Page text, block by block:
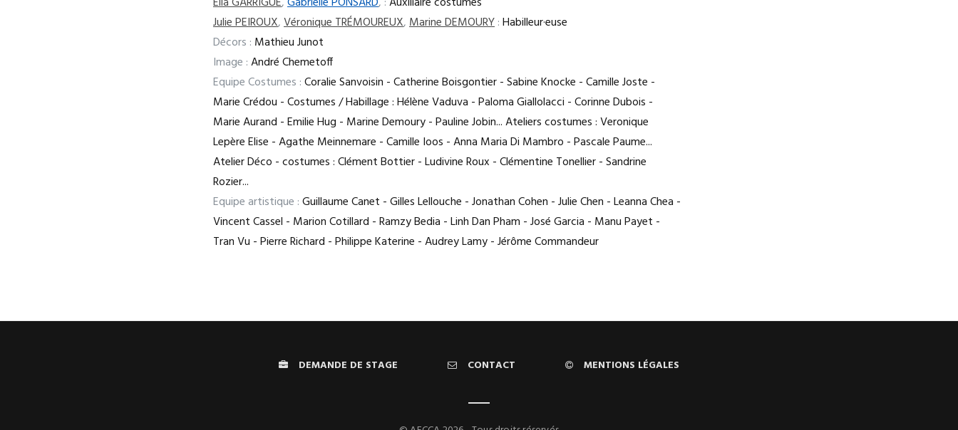
Julie PEIROUX,Véronique TRÉMOUREUX,Marine DEMOURY:Habilleur·euse
Décors : Mathieu Junot
Image :André Chemetoff
Equipe Costumes :Coralie Sanvoisin - Catherine Boisgontier - Sabine Knocke - Camille Joste -
Marie Crédou - Costumes / Habillage : Hélène Vaduva - Paloma Giallolacci - Corinne Dubois -
Marie Aurand - Emilie Hug - Marine Demoury - Pauline Jobin... Ateliers costumes : Veronique
Lepère Elise - Agathe Meinnemare - Camille Ioos - Anna Maria Di Mambro - Pascale Paume...
Atelier Déco - costumes : Clément Bottier - Ludivine Roux - Clémentine Tonellier - Sandrine
Rozier...
Equipe artistique :Guillaume Canet - Gilles Lellouche - Jonathan Cohen - Julie Chen - Leanna Chea -
Vincent Cassel - Marion Cotillard - Ramzy Bedia - Linh Dan Pham - José Garcia - Manu Payet -
Tran Vu - Pierre Richard - Philippe Katerine - Audrey Lamy - Jérôme Commandeur
DEMANDE DE STAGE CONTACT MENTIONS LÉGALES